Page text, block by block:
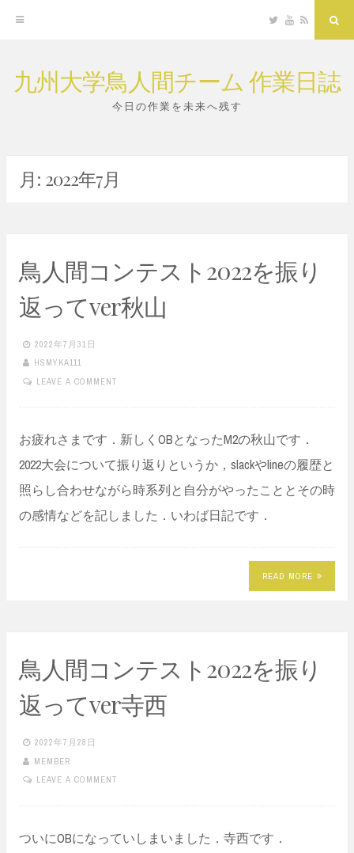
Skip
Twitter
YouTube
RSS
九州大学鳥人間チーム 作業日誌
今日の作業を未来へ残す
月: 2022年7月
鳥人間コンテスト2022を振り
返ってver秋山
2022年7月31日
HSMYKA111
LEAVE A COMMENT
お疲れさまです．新しくOBとなったM2の秋山です．
2022大会について振り返りというか，slackやlineの履歴と
照らし合わせながら時系列と自分がやったこととその時
の感情などを記しました．いわば日記です．
READ MORE
鳥人間コンテスト2022を振り
返ってver寺西
2022年7月28日
MEMBER
LEAVE A COMMENT
ついにOBになっていしまいました．寺西です．